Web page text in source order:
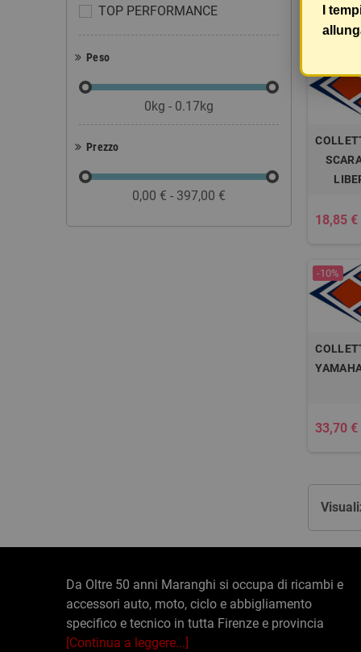
TOP PERFORMANCE
Peso
0kg - 0.17kg
Prezzo
0,00 € - 397,00 €
18,84 €
18,85 €
-10%
33,70 €
I
Da Oltre 50 anni Maranghi si occupa di ricambi e
accessori auto, moto, ciclo e abbigliamento
specifico e tecnico in tutta Firenze e provincia
[Continua a leggere...]